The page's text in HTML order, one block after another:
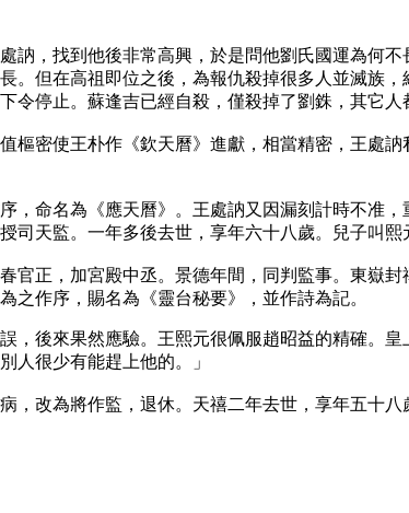
，找到他後非常高興，於是問他劉氏國運為何不
但在高祖即位之後，為報仇殺掉很多人並滅族
停止。蘇逢吉已經自殺，僅殺掉了劉銖，其它人
密使王朴作《欽天曆》進獻，相當精密，王處
命名為《應天曆》。王處訥又因漏刻計時不准
天監。一年多後去世，享年六十八歲。兒子叫熙
正，加宮殿中丞。景德年間，同判監事。東嶽
作序，賜名為《靈台秘要》，並作詩為記。
後來果然應驗。王熙元很佩服趙昭益的精確。
人很少有能趕上他的。」
改為將作監，退休。天禧二年去世，享年五十八